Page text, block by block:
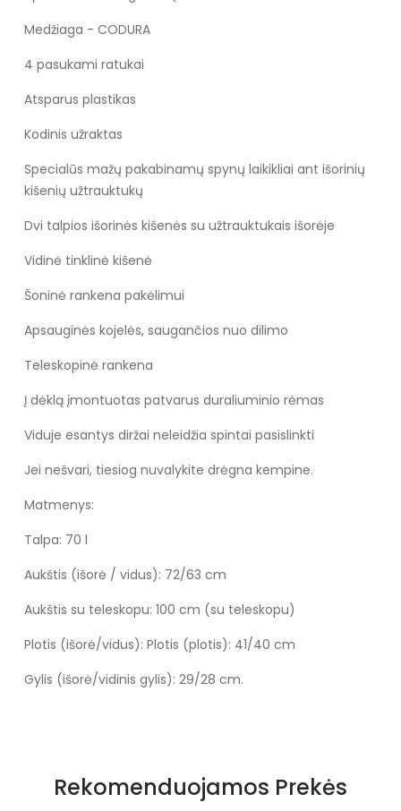
Medžiaga - CODURA
4 pasukami ratukai
Atsparus plastikas
Kodinis užraktas
Specialūs mažų pakabinamų spynų laikikliai ant išorinių
kišenių užtrauktukų
Dvi talpios išorinės kišenės su užtrauktukais išorėje
Vidinė tinklinė kišenė
Šoninė rankena pakėlimui
Apsauginės kojelės, saugančios nuo dilimo
Teleskopinė rankena
Į dėklą įmontuotas patvarus duraliuminio rėmas
Viduje esantys diržai neleidžia spintai pasislinkti
Jei nešvari, tiesiog nuvalykite drėgna kempine.
Matmenys:
Talpa: 70 l
Aukštis (išorė / vidus): 72/63 cm
Aukštis su teleskopu: 100 cm (su teleskopu)
Plotis (išorė/vidus): Plotis (plotis): 41/40 cm
Gylis (išorė/vidinis gylis): 29/28 cm.
Codura audinys
Rekomenduojamos Prekės